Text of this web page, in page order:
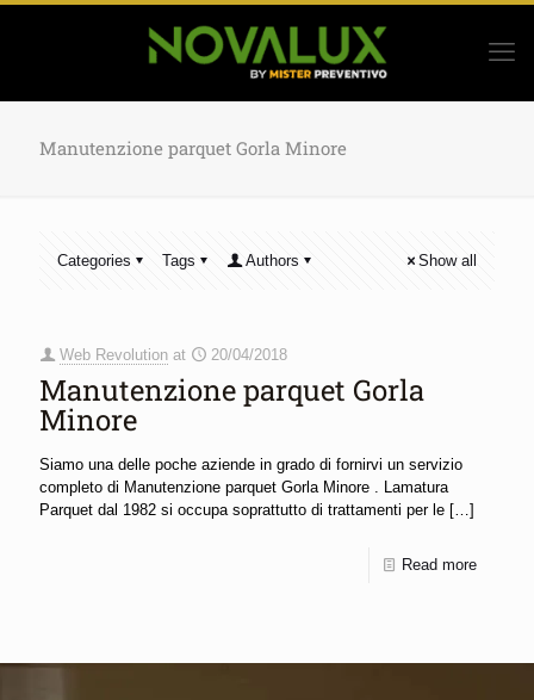
Manutenzione parquet Gorla Minore
Categories Tags Authors Show all
Web Revolution at 20/04/2018
Manutenzione parquet Gorla
Minore
Siamo una delle poche aziende in grado di fornirvi un servizio
completo di Manutenzione parquet Gorla Minore . Lamatura
Parquet dal 1982 si occupa soprattutto di trattamenti per le […]
Read more